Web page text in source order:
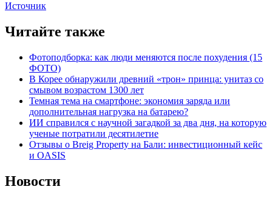
Источник
Читайте также
Фотоподборка: как люди меняются после похудения (15
ФОТО)
В Корее обнаружили древний «трон» принца: унитаз со
смывом возрастом 1300 лет
Темная тема на смартфоне: экономия заряда или
дополнительная нагрузка на батарею?
ИИ справился с научной загадкой за два дня, на которую
ученые потратили десятилетие
Отзывы о Breig Property на Бали: инвестиционный кейс
и OASIS
Новости